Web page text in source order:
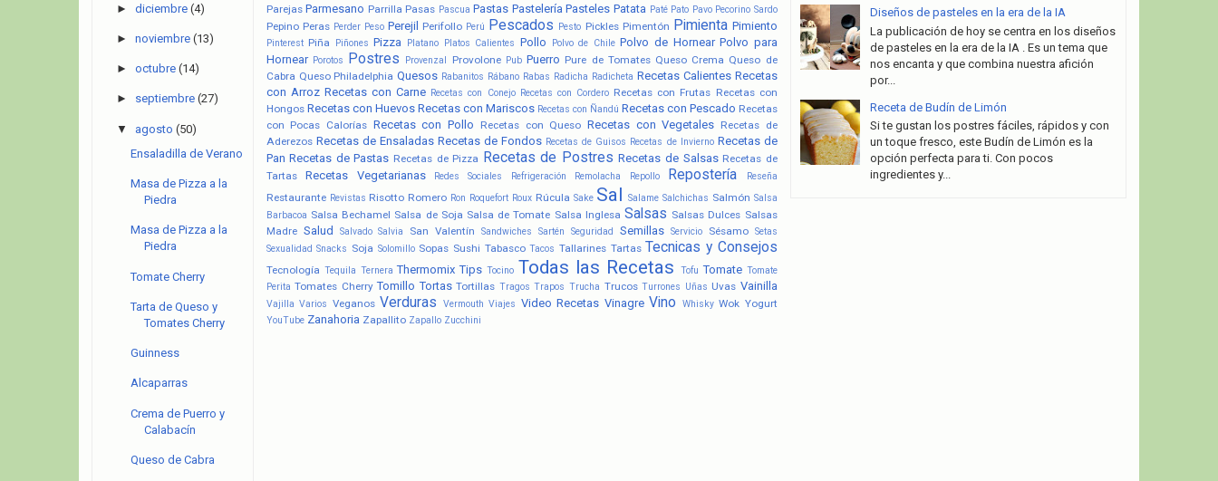
Parejas Parmesano Parrilla Pasas Pascua Pastas Pastelería Pasteles Patata Paté Pato Pavo Pecorino Sardo
Pepino Peras Perder Peso Perejil Perifollo Perú Pescados Pesto Pickles Pimentón Pimienta Pimiento
Pinterest Piña Piñones Pizza Platano Platos Calientes Pollo Polvo de Chile Polvo de Hornear Polvo para
Hornear Porotos Postres Provenzal Provolone Pub Puerro Pure de Tomates Queso Crema Queso de
Cabra Queso Philadelphia Quesos Rabanitos Rábano Rabas Radicha Radicheta Recetas Calientes Recetas
con Arroz Recetas con Carne Recetas con Conejo Recetas con Cordero Recetas con Frutas Recetas con
Hongos Recetas con Huevos Recetas con Mariscos Recetas con Ñandú Recetas con Pescado Recetas
con Pocas Calorías Recetas con Pollo Recetas con Queso Recetas con Vegetales Recetas de
Aderezos Recetas de Ensaladas Recetas de Fondos Recetas de Guisos Recetas de Invierno Recetas de
Pan Recetas de Pastas Recetas de Pizza Recetas de Postres Recetas de Salsas Recetas de
Tartas
Recetas Vegetarianas Redes Sociales Refrigeración Remolacha Repollo Repostería Reseña
Restaurante Revistas Risotto Romero Ron Roquefort Roux Rúcula Sake Sal Salame Salchichas Salmón Salsa
Barbacoa Salsa Bechamel Salsa de Soja Salsa de Tomate Salsa Inglesa Salsas Salsas Dulces Salsas
Madre Salud Salvado Salvia San Valentín Sandwiches Sartén Seguridad Semillas Servicio Sésamo Setas
Sexualidad Snacks Soja Solomillo Sopas Sushi Tabasco Tacos Tallarines Tartas Tecnicas y Consejos
Tecnología Tequila Ternera Thermomix Tips Tocino Todas las Recetas Tofu Tomate Tomate
Perita Tomates Cherry Tomillo Tortas Tortillas Tragos Trapos Trucha Trucos Turrones Uñas Uvas Vainilla
Vajilla Varios Veganos Verduras Vermouth Viajes Video Recetas Vinagre Vino Whisky Wok Yogurt
YouTube Zanahoria Zapallito Zapallo Zucchini
► diciembre (4)
► noviembre (13)
► octubre (14)
► septiembre (27)
▼ agosto (50)
Ensaladilla de Verano
Masa de Pizza a la
Piedra
Masa de Pizza a la
Piedra
Tomate Cherry
Tarta de Queso y
Tomates Cherry
Guinness
Alcaparras
Crema de Puerro y
Calabacín
Queso de Cabra
Diseños de pasteles en la era de la IA
La publicación de hoy se centra en los diseños
de pasteles en la era de la IA . Es un tema que
nos encanta y que combina nuestra afición
por...
Receta de Budín de Limón
Si te gustan los postres fáciles, rápidos y con
un toque fresco, este Budín de Limón es la
opción perfecta para ti. Con pocos
ingredientes y...